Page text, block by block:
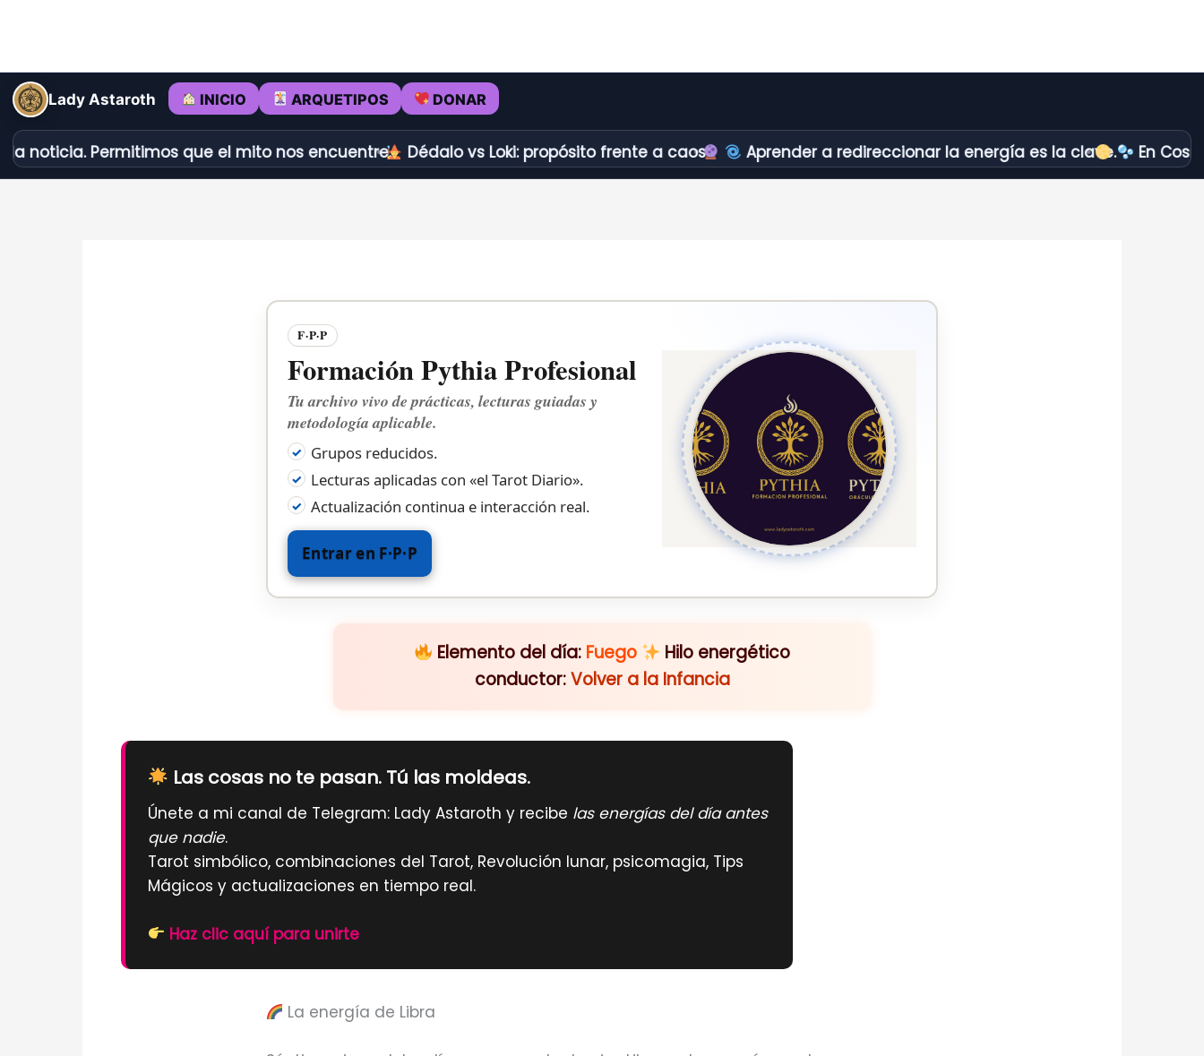
Lady Astaroth INICIO ARQUETIPOS DONAR
Permitimos que el mito nos encuentre. Dédalo vs Loki: propósito frente a caos. Aprender a redireccionar la energía es la clave. En Cosmópolis
F·P·P
Formación Pythia Profesional
Tu archivo vivo de prácticas, lecturas guiadas y
metodología aplicable.
Grupos reducidos.
Lecturas aplicadas con «el Tarot Diario».
Actualización continua e interacción real.
Entrar en F·P·P
Elemento del día: Fuego
Hilo energético
conductor: Volver a la Infancia
Las cosas no te pasan. Tú las moldeas.
Únete a mi canal de Telegram: Lady Astaroth y recibe las energías del día antes
que nadie.
Tarot simbólico, combinaciones del Tarot, Revolución lunar, psicomagia, Tips
Mágicos y actualizaciones en tiempo real.
Haz clic aquí para unirte
La energía de Libra